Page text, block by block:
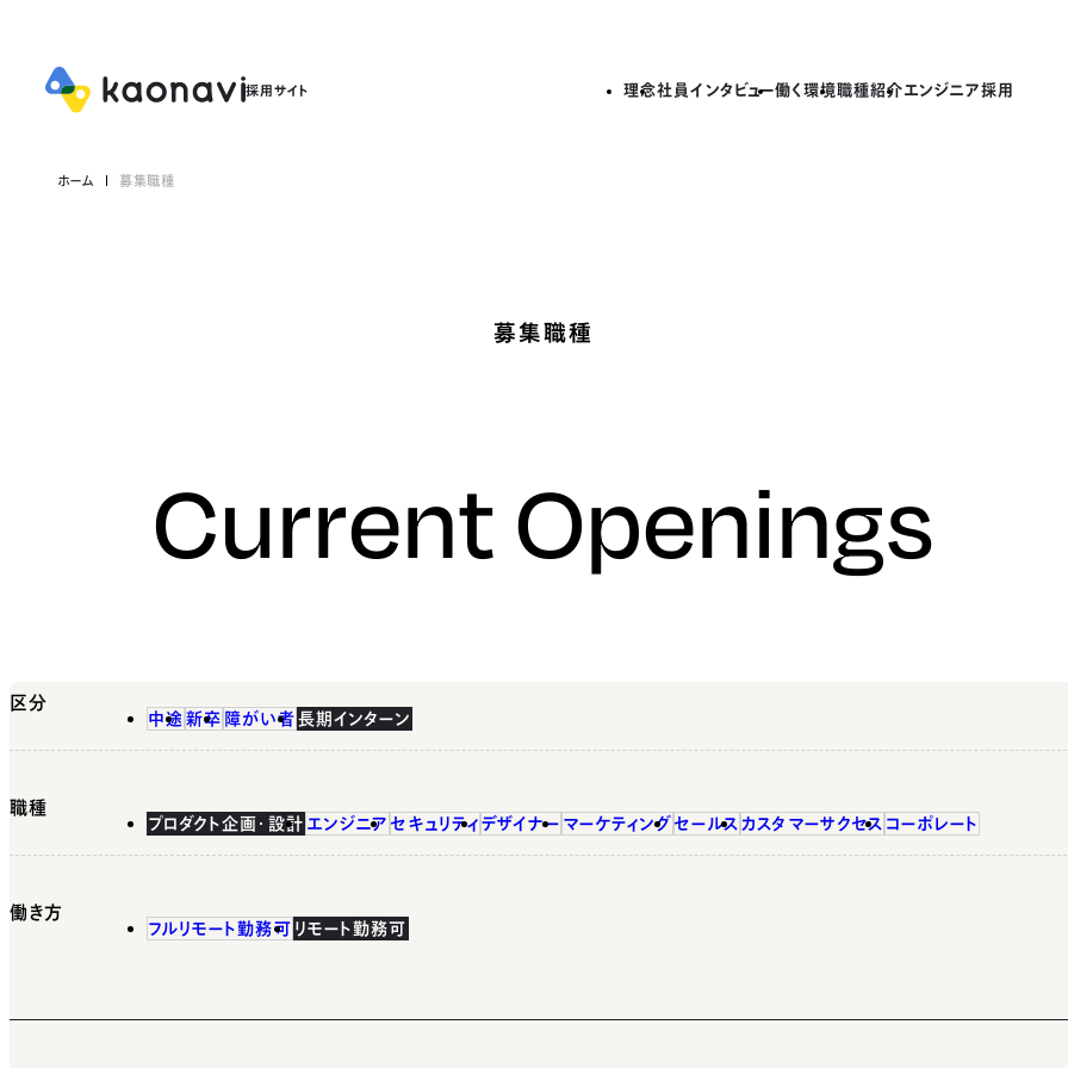
理念社員インタビュー働く環境職種紹介エンジニア採用
ホーム 募集職種
募集職種
Current Openings
区分
中途 新卒 障がい者 長期インターン
職種
プロダクト企画・設計 エンジニア セキュリティ デザイナー マーケティング セールス カスタマーサクセス コーポレート
働き方
フルリモート勤務可 リモート勤務可